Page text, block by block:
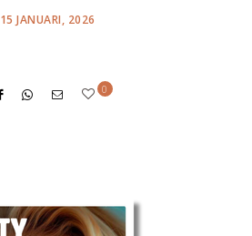
POSTED
15 JANUARI, 2026
0